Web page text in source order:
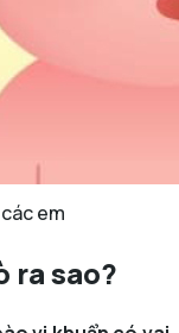
em
ra sao?